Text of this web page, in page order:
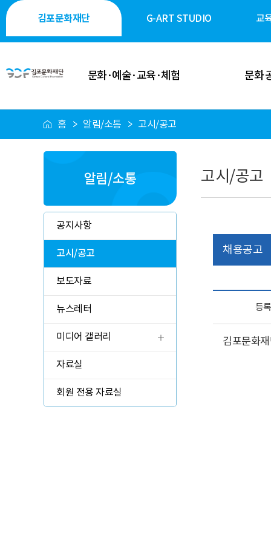
김포문화재단 G-ART STUDIO 교
문화·예술·교육·체험
이달의 일정
전시 안내
축제 안내
교육·체험 신청 ↗
문화
역사·생태·
시설 대
홈 알림/소통 고시/공고
알림/소통
공지사항
고시/공고
보도자료
뉴스레터
미디어 갤러리
자료실
회원 전용 자료실
고시/공고
채용공고
등
김포문화재